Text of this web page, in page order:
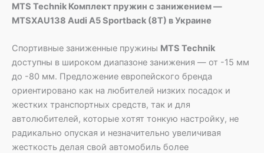
MTS Technik Комплект пружин с занижением —
MTSXAU138 Audi A5 Sportback (8T) в Украине
Спортивные заниженные пружины MTS Technik
доступны в широком диапазоне занижения — от -15 мм
до -80 мм. Предложение европейского бренда
ориентировано как на любителей низких посадок и
жестких транспортных средств, так и для
автолюбителей, которые хотят тонкую настройку, не
радикально опуская и незначительно увеличивая
жесткость делая свой автомобиль более